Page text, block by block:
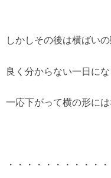
しかしその後は横ばい
良く分からない一日にな
一応下がって横の形には
・・・・・・・・・・